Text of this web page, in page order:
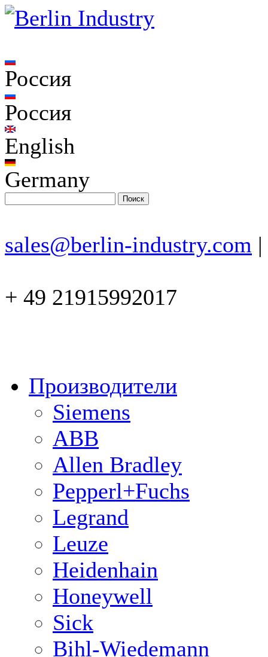
Россия
Россия
English
Germany
sales@berlin-industry.com |
+ 49 21915992017
Производители
Siemens
ABB
Allen Bradley
Pepperl+Fuchs
Legrand
Leuze
Heidenhain
Honeywell
Sick
Bihl-Wiedemann